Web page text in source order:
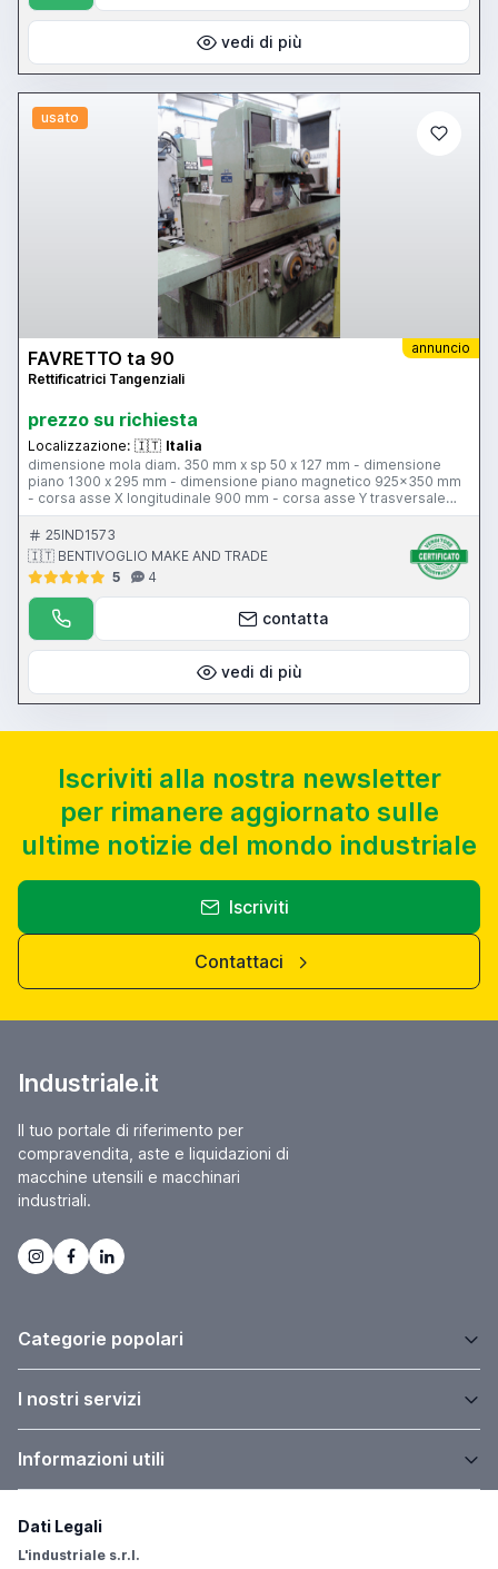
vedi di più
usato
annuncio
FAVRETTO ta 90
Rettificatrici Tangenziali
prezzo su richiesta
Localizzazione: 🇮🇹 Italia
dimensione mola diam. 350 mm x sp 50 x 127 mm - dimensione
piano 1300 x 295 mm - dimensione piano magnetico 925x350 mm
- corsa asse X longitudinale 900 mm - corsa asse Y trasversale
350 mm - corsa asse Z verticale 350 mm - incrementi asse Y
incrementi asse Z - sistema di diamantatura - comandi idraulici -
peso 3450 kg
25IND1573
🇮🇹 BENTIVOGLIO MAKE AND TRADE
5
4
contatta
vedi di più
Iscriviti alla nostra newsletter
per rimanere aggiornato sulle
ultime notizie del mondo industriale
Iscriviti
Contattaci
Industriale.it
Il tuo portale di riferimento per
compravendita, aste e liquidazioni di
macchine utensili e macchinari
industriali.
Categorie popolari
I nostri servizi
Informazioni utili
Dati Legali
L'industriale s.r.l.